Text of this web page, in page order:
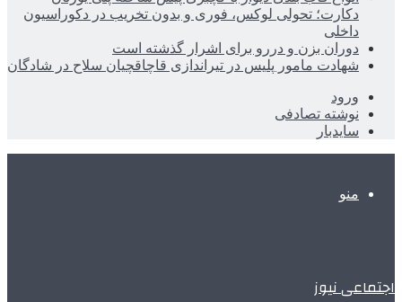
دکارت؛ تحولی لوکس، فوری و بدون تخریب در دکوراسیون
داخلی
دوران بزن و دررو برای اشرار گذشته است
شهادت مامور پلیس در تیراندازی قاچاقچیان سلاح در شادگان
ورود
نوشته تصادفی
سایدبار
منو
اجتماعی نیوز